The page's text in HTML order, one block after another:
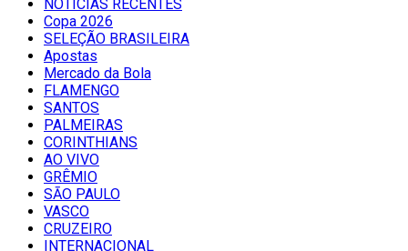
NOTÍCIAS RECENTES
Copa 2026
SELEÇÃO BRASILEIRA
Apostas
Mercado da Bola
FLAMENGO
SANTOS
PALMEIRAS
CORINTHIANS
AO VIVO
GRÊMIO
SĀO PAULO
VASCO
CRUZEIRO
INTERNACIONAL